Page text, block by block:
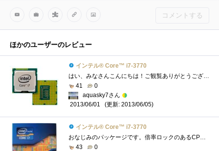
コメントする
ほかのユーザーのレビュー
インテル® Core™ i7-3770
はい、みなさんこんにちは！ご観覧ありがとうございます。今回は、「IntelCorei7-3770」をご紹介したいと思います。 ☆こいつとの運命的な出会い�...
41
0
aquasky7さん
2013/06/01
(更新: 2013/06/05)
インテル® Core™ i7-3770
おなじみのパッケージです。倍率ロックのあるCPUは、Core2QuadQ6600以来なので、実に6年ぶりです。しかも、バンドルされているCPUクーラーを使った�...
43
0